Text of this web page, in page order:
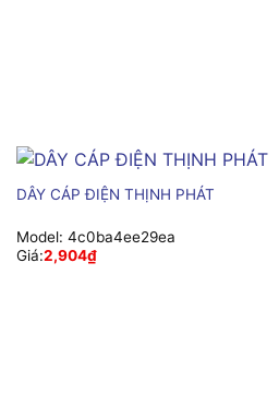
DÂY CÁP ĐIỆN THỊNH PHÁT
Model: 4c0ba4ee29ea
Giá:2,904₫